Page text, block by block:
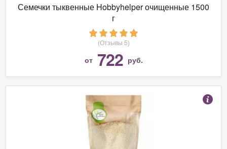
Семечки тыквенные Hobbyhelper очищенные 1500
г
(Отзывы 5)
от 722 руб.